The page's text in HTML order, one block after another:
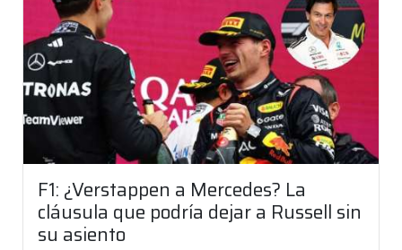
F1: ¿Verstappen a Mercedes? La
cláusula que podría dejar a Russell sin
su asiento